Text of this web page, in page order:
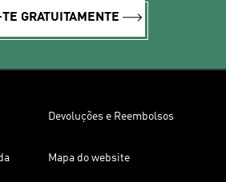
TE GRATUITAMENTE
Devoluções e Reembolsos
Mapa do website